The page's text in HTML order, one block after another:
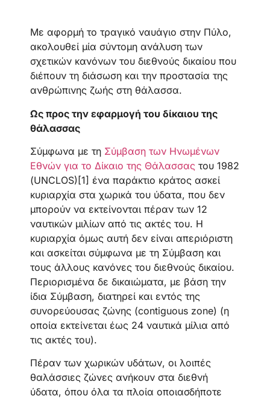
Με αφορμή το τραγικό ναυάγιο στην Πύλο,
ακολουθεί μία σύντομη ανάλυση των
σχετικών κανόνων του διεθνούς δικαίου που
διέπουν τη διάσωση και την προστασία της
ανθρώπινης ζωής στη θάλασσα.
Ως προς την εφαρμογή του δίκαιου της
θάλασσας
Σύμφωνα με τη Σύμβαση των Ηνωμένων
Εθνών για το Δίκαιο της Θάλασσας του 1982
(UNCLOS)[1] ένα παράκτιο κράτος ασκεί
κυριαρχία στα χωρικά του ύδατα, που δεν
μπορούν να εκτείνονται πέραν των 12
ναυτικών μιλίων από τις ακτές του. Η
κυριαρχία όμως αυτή δεν είναι απεριόριστη
και ασκείται σύμφωνα με τη Σύμβαση και
τους άλλους κανόνες του διεθνούς δικαίου.
Περιορισμένα δε δικαιώματα, με βάση την
ίδια Σύμβαση, διατηρεί και εντός της
συνορεύουσας ζώνης (contiguous zone) (η
οποία εκτείνεται έως 24 ναυτικά μίλια από
τις ακτές του).
Πέραν των χωρικών υδάτων, οι λοιπές
θαλάσσιες ζώνες ανήκουν στα διεθνή
ύδατα, όπου όλα τα πλοία οποιασδήποτε